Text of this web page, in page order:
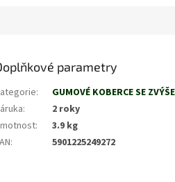
parametry
:
GUMOVÉ KOBERCE SE
:
2 roky
:
3.9 kg
: 5901225249272